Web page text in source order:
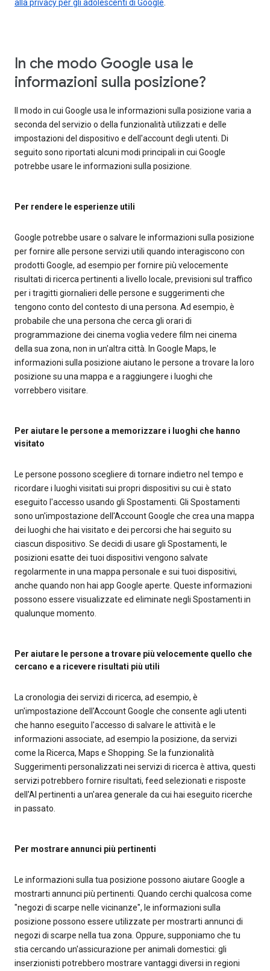
alla privacy per gli adolescenti di Google
In che modo Google usa le
informazioni sulla posizione?
Il modo in cui Google usa le informazioni sulla posizione varia a
seconda del servizio o della funzionalità utilizzati e delle
impostazioni del dispositivo e dell'account degli utenti. Di
seguito sono riportati alcuni modi principali in cui Google
potrebbe usare le informazioni sulla posizione.
Per rendere le esperienze utili
Google potrebbe usare o salvare le informazioni sulla posizione
per fornire alle persone servizi utili quando interagiscono con
prodotti Google, ad esempio per fornire più velocemente
risultati di ricerca pertinenti a livello locale, previsioni sul traffico
per i tragitti giornalieri delle persone e suggerimenti che
tengono conto del contesto di una persona. Ad esempio, è
probabile che una persona che cerca gli orari di
programmazione dei cinema voglia vedere film nei cinema
della sua zona, non in un'altra città. In Google Maps, le
informazioni sulla posizione aiutano le persone a trovare la loro
posizione su una mappa e a raggiungere i luoghi che
vorrebbero visitare.
Per aiutare le persone a memorizzare i luoghi che hanno
visitato
Le persone possono scegliere di tornare indietro nel tempo e
ricordare i luoghi visitati sui propri dispositivi su cui è stato
eseguito l'accesso usando gli Spostamenti. Gli Spostamenti
sono un'impostazione dell'Account Google che crea una mappa
dei luoghi che hai visitato e dei percorsi che hai seguito su
ciascun dispositivo. Se decidi di usare gli Spostamenti, le
posizioni esatte dei tuoi dispositivi vengono salvate
regolarmente in una mappa personale e sui tuoi dispositivi,
anche quando non hai app Google aperte. Queste informazioni
possono essere visualizzate ed eliminate negli Spostamenti in
qualunque momento.
Per aiutare le persone a trovare più velocemente quello che
cercano e a ricevere risultati più utili
La cronologia dei servizi di ricerca, ad esempio, è
un'impostazione dell'Account Google che consente agli utenti
che hanno eseguito l'accesso di salvare le attività e le
informazioni associate, ad esempio la posizione, da servizi
come la Ricerca, Maps e Shopping. Se la funzionalità
Suggerimenti personalizzati nei servizi di ricerca è attiva, questi
servizi potrebbero fornire risultati, feed selezionati e risposte
dell'AI pertinenti a un'area generale da cui hai eseguito ricerche
in passato.
Per mostrare annunci più pertinenti
Le informazioni sulla tua posizione possono aiutare Google a
mostrarti annunci più pertinenti. Quando cerchi qualcosa come
"negozi di scarpe nelle vicinanze", le informazioni sulla
posizione possono essere utilizzate per mostrarti annunci di
negozi di scarpe nella tua zona. Oppure, supponiamo che tu
stia cercando un'assicurazione per animali domestici: gli
inserzionisti potrebbero mostrare vantaggi diversi in regioni